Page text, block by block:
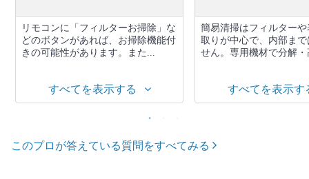
リモコンに「フィルターお掃除」な
どのボタンがあれば、お掃除機能付
きの可能性があります。また...
すべてを表示する
簡易清掃はフィルター
取りが中心で、内部ま
せん。専用機材で分解
すべてを表示す
このプロが答えている質問をすべてみる